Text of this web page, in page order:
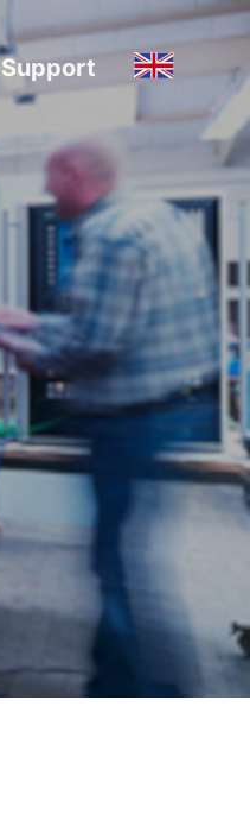
Support